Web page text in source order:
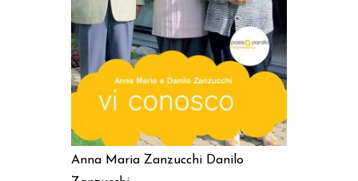
Anna Maria Zanzucchi Danilo